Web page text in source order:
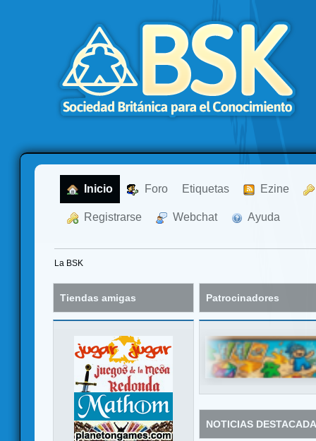
Inicio Foro Etiquetas Ezine
Registrarse Webchat Ayuda
La BSK
Tiendas amigas Patrocinadores
NOTICIAS